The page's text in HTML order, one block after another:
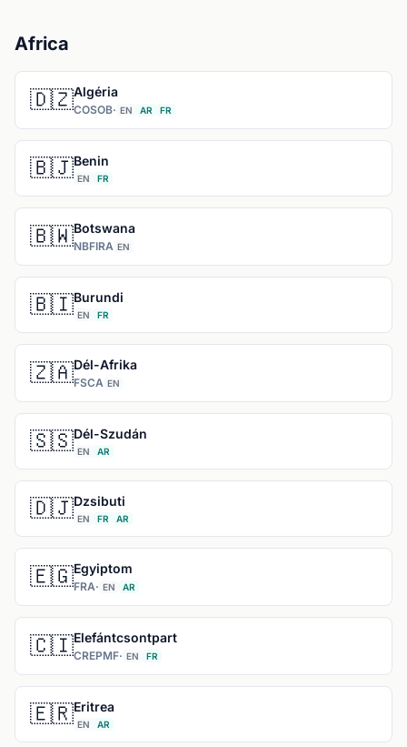
Africa
🇩🇿Algéria
COSOB· EN AR FR
🇧🇯Benin
EN FR
🇧🇼Botswana
NBFIRA EN
🇧🇮Burundi
EN FR
🇿🇦Dél-Afrika
FSCA EN
🇸🇸Dél-Szudán
EN AR
🇩🇯Dzsibuti
EN FR AR
🇪🇬Egyiptom
FRA· EN AR
🇨🇮Elefántcsontpart
CREPMF· EN FR
🇪🇷Eritrea
EN AR